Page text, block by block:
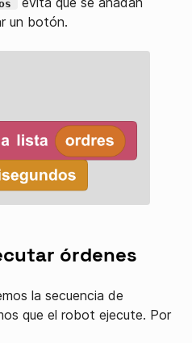
un botón.
órdenes
la secuencia de
que el robot ejecute. Por